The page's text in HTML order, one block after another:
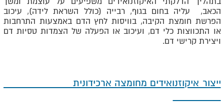
הכאב, עליה בחום בגוף, רבייה (כולל השראת לידה), עיכוב
הפרשת חומצת הקיבה, בוויסות לחץ הדם באמצעות התרחבות
או התכווצות כלי דם, ועיכוב או הפעלה של הצמדות טסיות דם
ויצירת קרישי דם.
ייצור איקוזנואידים מחומצה ארכידונית